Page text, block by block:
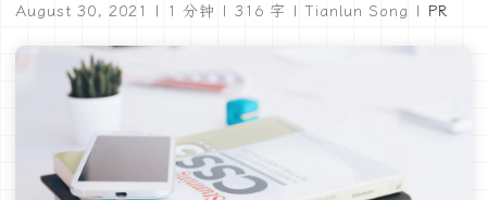
August 30, 2021 | 1 分钟 | 316 字 | Tianlun Song | PR